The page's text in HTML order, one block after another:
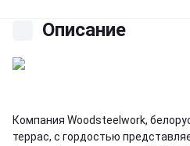
Описание
Компания Woodsteelwork,
террас, с гордостью